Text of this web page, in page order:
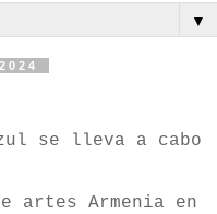
▼
se lleva a cabo
artes Armenia en